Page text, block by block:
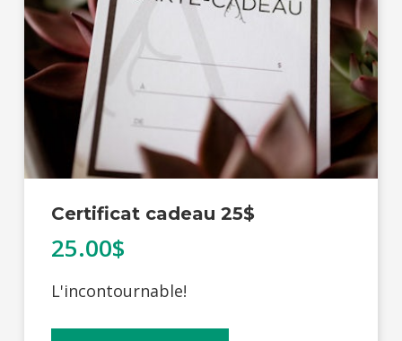
Certificat cadeau 25$
25.00$
L'incontournable!